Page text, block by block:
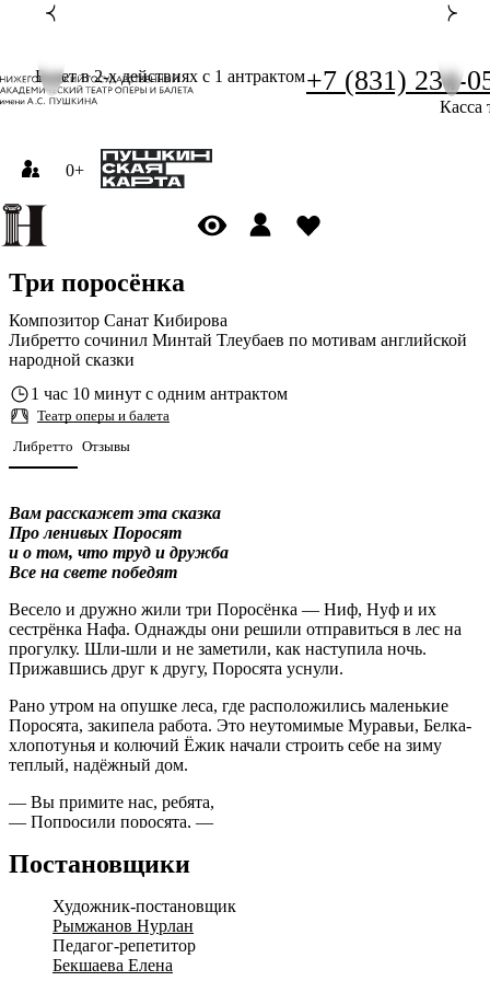
+7 (831) 234-
Касса
Балет в 2-х действиях с 1 антрактом
0+
Три поросёнка
Композитор Санат Кибирова
Либретто сочинил Минтай Тлеубаев по мотивам английской
народной сказки
1 час 10 минут с одним антрактом
Театр оперы и балета
Либретто Отзывы
Вам расскажет эта сказка
Про ленивых Поросят
и о том, что труд и дружба
Все на свете победят
Весело и дружно жили три Поросёнка — Ниф, Нуф и их
сестрёнка Нафа. Однажды они решили отправиться в лес на
прогулку. Шли-шли и не заметили, как наступила ночь.
Прижавшись друг к другу, Поросята уснули.
Рано утром на опушке леса, где расположились маленькие
Поросята, закипела работа. Это неутомимые Муравьи, Белка-
хлопотунья и колючий Ёжик начали строить себе на зиму
теплый, надёжный дом.
— Вы примите нас, ребята,
— Попросили поросята, —
Дружно строить новый дом.
— Ладно, только, чур, не шуметь, — предупредил их ёжик,—
услышит вас Волк, тогда нам всем несдобровать. Поросята
дружно принялись за работу. Но очень скоро им это надоело.
Куда приятнее веселиться и бездельничать!
Постановщики
Художник-постановщик
Рымжанов Нурлан
Педагог-репетитор
Бекшаева Елена